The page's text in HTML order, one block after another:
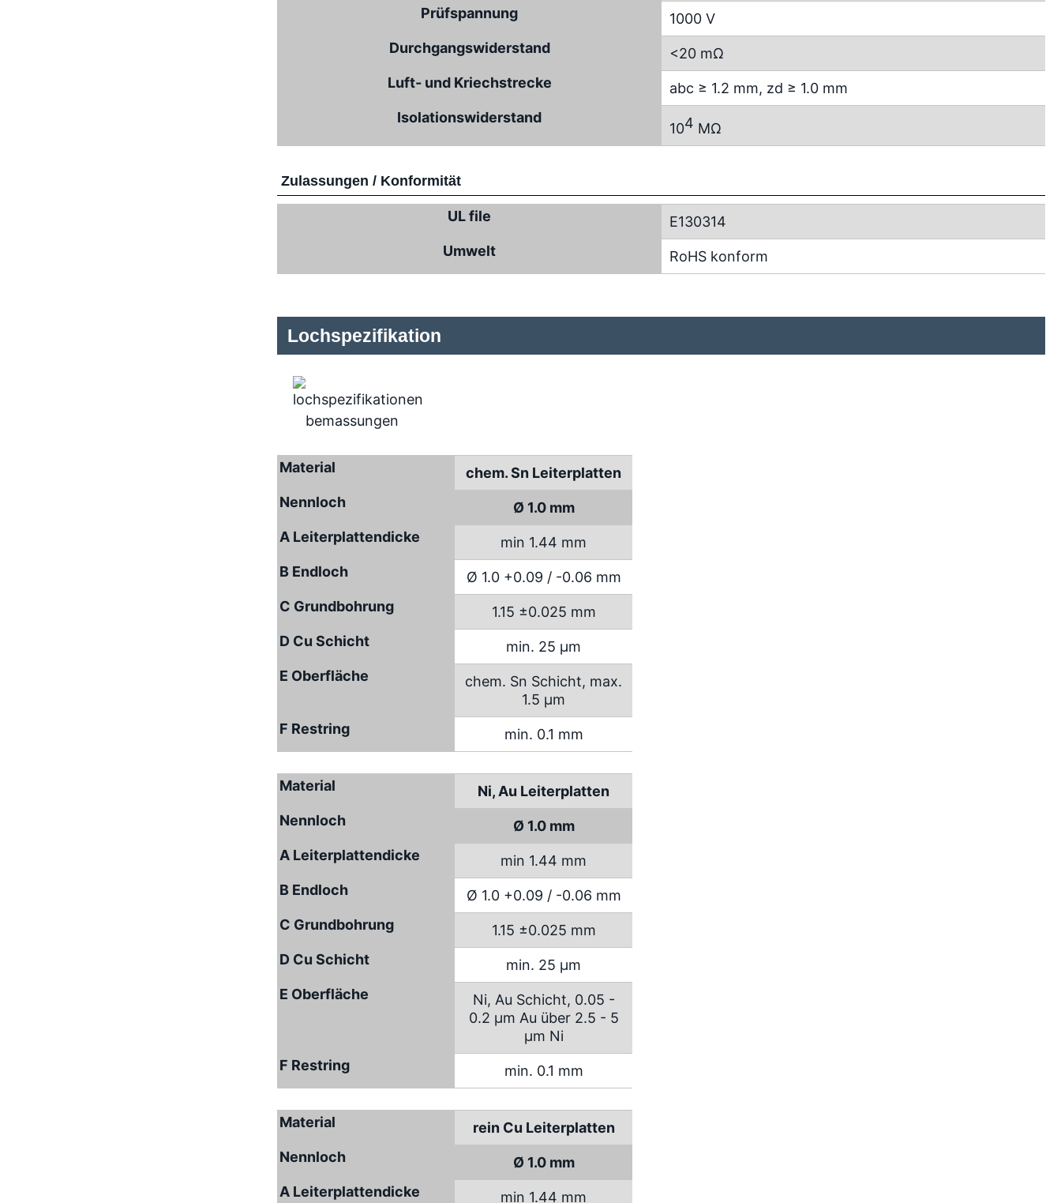
Prüfspannung
1000 V
Durchgangswiderstand
<20 mΩ
Luft- und Kriechstrecke
abc ≥ 1.2 mm, zd ≥ 1.0 mm
Isolationswiderstand
104 MΩ
Zulassungen / Konformität
UL file
E130314
Umwelt
RoHS konform
Lochspezifikation
Material
chem. Sn Leiterplatten
Nennloch
Ø 1.0 mm
A Leiterplattendicke
min 1.44 mm
B Endloch
Ø 1.0 +0.09 / -0.06 mm
C Grundbohrung
1.15 ±0.025 mm
D Cu Schicht
min. 25 µm
E Oberfläche
chem. Sn Schicht, max.
1.5 µm
F Restring
min. 0.1 mm
Material
Ni, Au Leiterplatten
Nennloch
Ø 1.0 mm
A Leiterplattendicke
min 1.44 mm
B Endloch
Ø 1.0 +0.09 / -0.06 mm
C Grundbohrung
1.15 ±0.025 mm
D Cu Schicht
min. 25 µm
E Oberfläche
Ni, Au Schicht, 0.05 -
0.2 µm Au über 2.5 - 5
µm Ni
F Restring
min. 0.1 mm
Material
rein Cu Leiterplatten
Nennloch
Ø 1.0 mm
A Leiterplattendicke
min 1.44 mm